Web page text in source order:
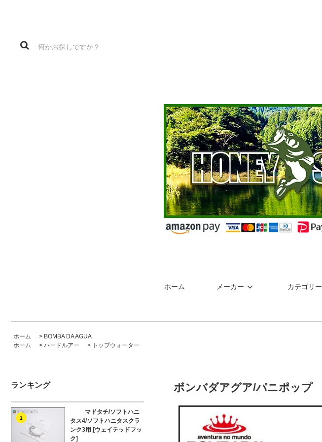
ホーム メーカー カテゴリー
ホーム > BOMBA DA AGUA
ホーム
> ハードルアー > トップウォーター
ランキング
1
マドタチ/ソフトハニ
タス4/ソフトハニタスクラ
ンク3用 [ウェイテッドフッ
ク]
ボンバダアグア/パニポップ